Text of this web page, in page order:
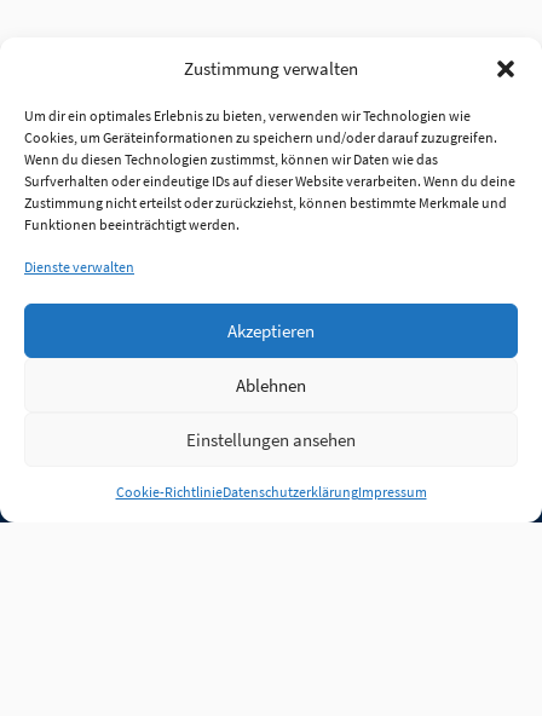
Zustimmung verwalten
Um dir ein optimales Erlebnis zu bieten, verwenden wir Technologien wie
Cookies, um Geräteinformationen zu speichern und/oder darauf zuzugreifen.
Wenn du diesen Technologien zustimmst, können wir Daten wie das
Surfverhalten oder eindeutige IDs auf dieser Website verarbeiten. Wenn du deine
Zustimmung nicht erteilst oder zurückziehst, können bestimmte Merkmale und
Funktionen beeinträchtigt werden.
Dienste verwalten
Akzeptieren
Ablehnen
Einstellungen ansehen
Cookie-RichtlinieDatenschutzerklärungImpressum
Anmelden
Jobs Partner FAQ Quellen